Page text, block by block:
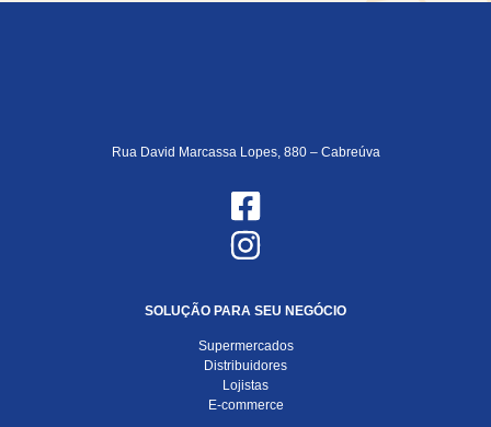
Rua David Marcassa Lopes, 880 – Cabreúva
SOLUÇÃO PARA SEU NEGÓCIO
Supermercados
Distribuidores
Lojistas
E-commerce